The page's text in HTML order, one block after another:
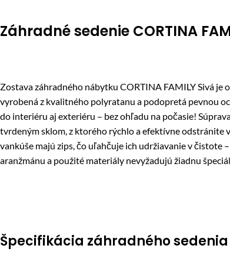
Záhradné sedenie CORTINA
Zostava záhradného nábytku CORTINA FAMILY Sivá
vyrobená z kvalitného polyratanu a podopretá pevnou
do interiéru aj exteriéru – bez ohľadu na počasie!
tvrdeným sklom, z ktorého rýchlo a efektívne odstránite
vankúše majú zips, čo uľahčuje ich udržiavanie v čistote
aranžmánu a použité materiály nevyžadujú žiadnu
Špecifikácia záhradného sedenia